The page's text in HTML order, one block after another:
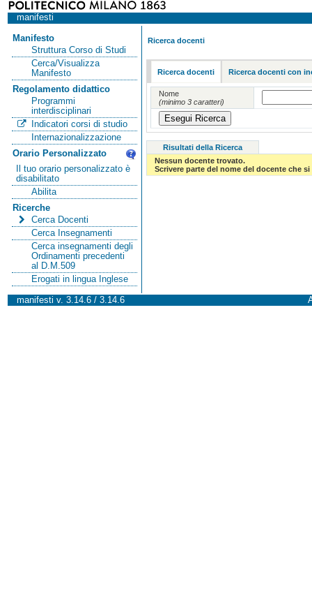
manifesti
Manifesto
Struttura Corso di Studi
Cerca/Visualizza
Manifesto
Regolamento didattico
Programmi
interdisciplinari
Indicatori corsi di studio
Internazionalizzazione
Orario Personalizzato
Il tuo orario personalizzato è
disabilitato
Abilita
Ricerche
Cerca Docenti
Cerca Insegnamenti
Cerca insegnamenti degli
Ordinamenti precedenti
al D.M.509
Erogati in lingua Inglese
Ricerca docenti
Ricerca docenti Ricerca docenti con
Nome
(minimo 3 caratteri)
Risultati della Ricerca
Nessun docente trovato.
Scrivere parte del nome del docente che
manifesti v. 3.14.6 / 3.14.6